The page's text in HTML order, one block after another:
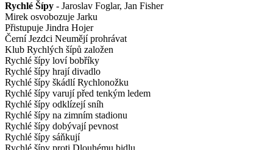
Rychlé Šípy - Jaroslav Foglar, Jan Fisher
Mirek osvobozuje Jarku
Přistupuje Jindra Hojer
Černí Jezdci Neumějí prohrávat
Klub Rychlých šípů založen
Rychlé šípy loví bobříky
Rychlé šípy hrají divadlo
Rychlé šípy škádlí Rychlonožku
Rychlé šípy varují před tenkým ledem
Rychlé šípy odklízejí sníh
Rychlé šípy na zimním stadionu
Rychlé šípy dobývají pevnost
Rychlé šípy sáňkují